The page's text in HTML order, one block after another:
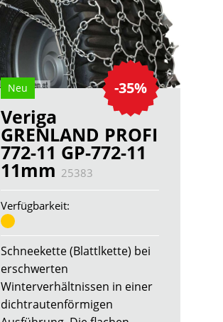
-35%
Neu
Veriga
GRENLAND PROFI
772-11 GP-772-11
11mm 25383
Verfügbarkeit:
Schneekette (Blattlkette) bei
erschwerten
Winterverhältnissen in einer
dichtrautenförmigen